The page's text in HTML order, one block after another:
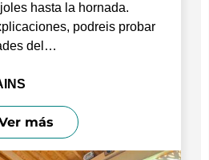
hasta la hornada.
podreis probar
del…
más